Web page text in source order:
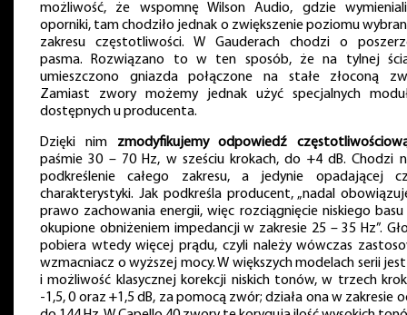
możliwość, że wspomnę Wilson Audio, gdzie
oporniki, tam chodziło jednak o zwiększenie poziomu
zakresu częstotliwości. W Gauderach chodzi o
pasma. Rozwiązano to w ten sposób, że na tylnej
umieszczono gniazda połączone na stałe złoconą
Zamiast zwory możemy jednak użyć specjalnych
dostępnych u producenta.
Dzięki nim zmodyfikujemy odpowiedź
paśmie 30 – 70 Hz, w sześciu krokach, do +4 dB. Chodzi
podkreślenie całego zakresu, a jedynie opadającej
charakterystyki. Jak podkreśla producent, „nadal
prawo zachowania energii, więc rozciągnięcie niskiego
okupione obniżeniem impedancji w zakresie 25 – 35 Hz”.
pobiera wtedy więcej prądu, czyli należy wówczas
wzmacniacz o wyższej mocy. W większych modelach serii
i możliwość klasycznej korekcji niskich tonów, w trzech
-1,5, 0 oraz +1,5 dB, za pomocą zwór; działa ona w zakresie